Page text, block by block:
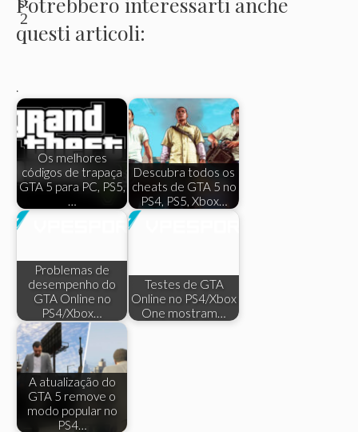
2
questi articoli:
.
Os melhores
códigos de trapaça
GTA 5 para PC, PS5,
…
Descubra todos os
cheats de GTA 5 no
PS4, PS5, Xbox…
Problemas de
desempenho do
GTA Online no
PS4/Xbox…
Testes de GTA
Online no PS4/Xbox
One mostram…
A atualização do
GTA 5 remove o
modo popular no
PS4…